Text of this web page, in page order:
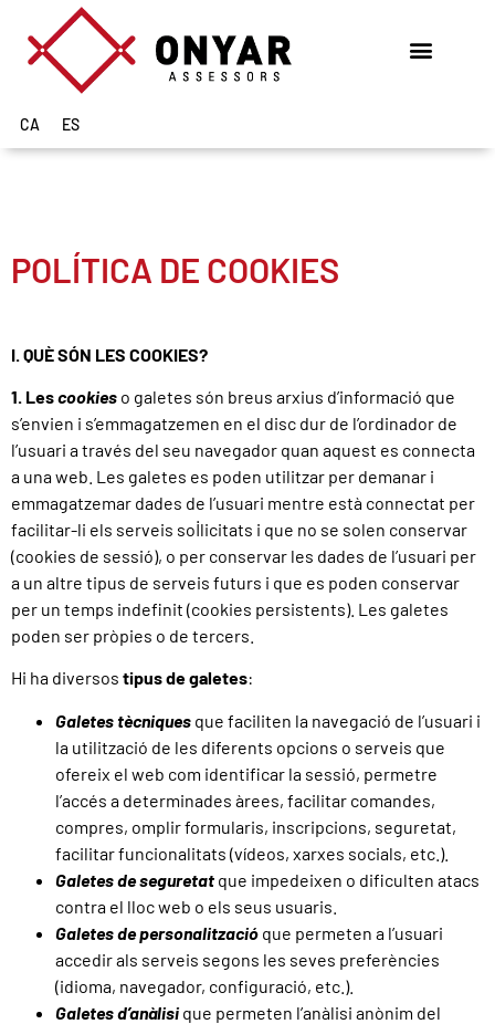
CA ES
POLÍTICA DE COOKIES
I. QUÈ SÓN LES COOKIES?
1. Lescookies o galetes són breus arxius d’informació que
s’envien i s’emmagatzemen en el disc dur de l’ordinador de
l’usuari a través del seu navegador quan aquest es connecta
a una web. Les galetes es poden utilitzar per demanar i
emmagatzemar dades de l’usuari mentre està connectat per
facilitar-li els serveis sol·licitats i que no se solen conservar
(cookies de sessió), o per conservar les dades de l’usuari per
a un altre tipus de serveis futurs i que es poden conservar
per un temps indefinit (cookies persistents). Les galetes
poden ser pròpies o de tercers.
Hi ha diversos tipus de galetes:
Galetes tècniques que faciliten la navegació de l’usuari i
la utilització de les diferents opcions o serveis que
ofereix el web com identificar la sessió, permetre
l’accés a determinades àrees, facilitar comandes,
compres, omplir formularis, inscripcions, seguretat,
facilitar funcionalitats (vídeos, xarxes socials, etc.).
Galetes de seguretat que impedeixen o dificulten atacs
contra el lloc web o els seus usuaris.
Galetes de personalització que permeten a l’usuari
accedir als serveis segons les seves preferències
(idioma, navegador, configuració, etc.).
Galetes d’anàlisi que permeten l’anàlisi anònim del